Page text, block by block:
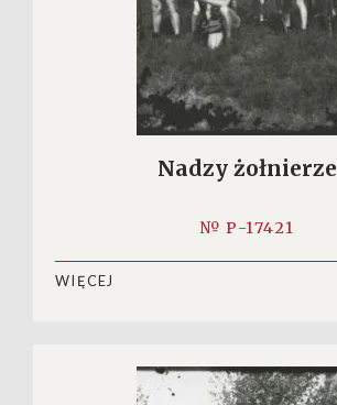
Nadzy żołnierze
№ P-17421
WIĘCEJ